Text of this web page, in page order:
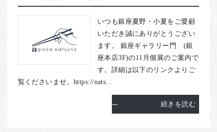
いつも銀座夏野・小夏をご愛顧
いただき誠にありがとうござい
ます。 銀座ギャラリー門 (銀
座本店3F)の11月個展のご案内で
す。詳細は以下のリンクよりご
覧くださいませ。https://nats...
続きを読む